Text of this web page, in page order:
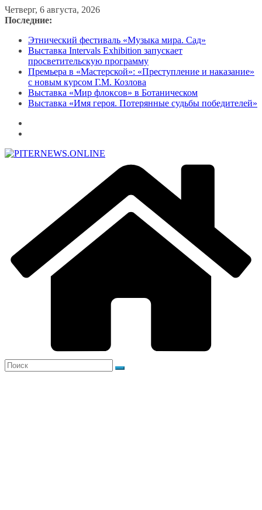
Перейти
к
Четверг, 6 августа, 2026
Последние:
Этнический фестиваль «Музыка мира. Сад»
Выставка Intervals Exhibition запускает
просветительскую программу
Премьера в «Мастерской»: «Преступление и наказание»
с новым курсом Г.М. Козлова
Выставка «Мир флоксов» в Ботаническом
Выставка «Имя героя. Потерянные судьбы победителей»